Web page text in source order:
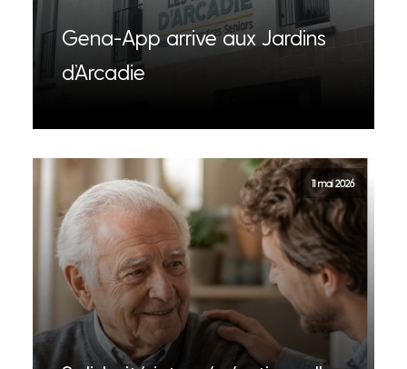
Gena-App arrive aux Jardins
d’Arcadie
11 mai 2026